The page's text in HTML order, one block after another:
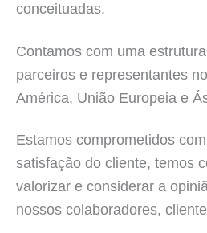
conceituadas.
Contamos com uma
parceiros e representantes
América, União Europeia e
Estamos comprometidos
satisfação do cliente, temos
valorizar e considerar a
nossos colaboradores,